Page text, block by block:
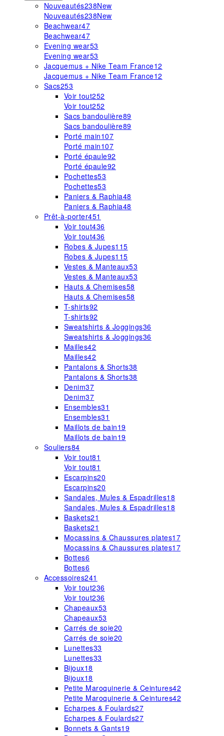
Nouveautés238New
Nouveautés238New
Beachwear47
Beachwear47
Evening wear53
Evening wear53
Jacquemus + Nike Team France12
Jacquemus + Nike Team France12
Sacs253
Voir tout252
Voir tout252
Sacs bandoulière89
Sacs bandoulière89
Porté main107
Porté main107
Porté épaule92
Porté épaule92
Pochettes53
Pochettes53
Paniers & Raphia48
Paniers & Raphia48
Prêt-à-porter451
Voir tout436
Voir tout436
Robes & Jupes115
Robes & Jupes115
Vestes & Manteaux53
Vestes & Manteaux53
Hauts & Chemises58
Hauts & Chemises58
T-shirts92
T-shirts92
Sweatshirts & Joggings36
Sweatshirts & Joggings36
Mailles42
Mailles42
Pantalons & Shorts38
Pantalons & Shorts38
Denim37
Denim37
Ensembles31
Ensembles31
Maillots de bain19
Maillots de bain19
Souliers84
Voir tout81
Voir tout81
Escarpins20
Escarpins20
Sandales, Mules & Espadrilles18
Sandales, Mules & Espadrilles18
Baskets21
Baskets21
Mocassins & Chaussures plates17
Mocassins & Chaussures plates17
Bottes6
Bottes6
Accessoires241
Voir tout236
Voir tout236
Chapeaux53
Chapeaux53
Carrés de soie20
Carrés de soie20
Lunettes33
Lunettes33
Bijoux18
Bijoux18
Petite Maroquinerie & Ceintures42
Petite Maroquinerie & Ceintures42
Echarpes & Foulards27
Echarpes & Foulards27
Bonnets & Gants19